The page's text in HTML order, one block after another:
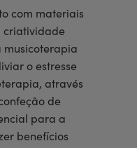
com materiais
criatividade
musicoterapia
o estresse
através
de
para a
benefícios